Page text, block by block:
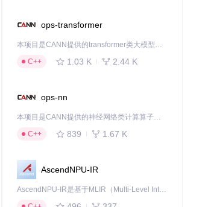
ops-transformer
本项目是CANN提供的transformer类大模型算子库，实现网络在NPU上加速计算。
C++
1.03 K 2.44 K
ops-nn
本项目是CANN提供的神经网络类计算算子库，实现网络在NPU上加速计算。
C++
839 1.67 K
AscendNPU-IR
AscendNPU-IR是基于MLIR（Multi-Level Intermediate Representation）构建的，面向昇腾亲和算子编译时使用的中间表示，提供昇腾完备表达能力，通过编译优化提升昇腾AI处理器计算效率，支持通过生态框架使能昇腾AI处理器与深度调优